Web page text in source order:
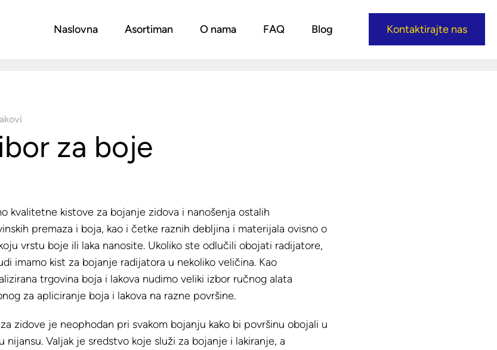
Naslovna Asortiman O nama FAQ Blog Kontaktirajte nas
za boje
kvalitetne kistove za bojanje zidova i nanošenja ostalih
premaza i boja, kao i četke raznih debljina i materijala ovisno o
vrstu boje ili laka nanosite. Ukoliko ste odlučili obojati radijatore,
imamo kist za bojanje radijatora u nekoliko veličina. Kao
trgovina boja i lakova nudimo veliki izbor ručnog alata
za apliciranje boja i lakova na razne površine.
zidove je neophodan pri svakom bojanju kako bi površinu obojali u
nijansu. Valjak je sredstvo koje služi za bojanje i lakiranje, a